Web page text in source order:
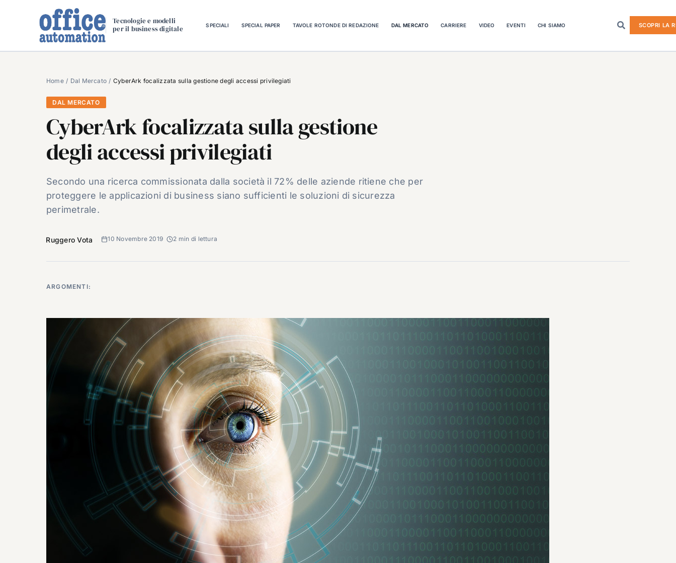
Tecnologie e modelli
per il business digitale
SPECIALI SPECIAL PAPER TAVOLE ROTONDE DI REDAZIONE DAL MERCATO CARRIERE VIDEO EVENTI CHI SIAMO SCOPRI LA
Home Dal Mercato CyberArk focalizzata sulla gestione degli accessi privilegiati
DAL MERCATO
CyberArk focalizzata sulla gestione
degli accessi privilegiati
Secondo una ricerca commissionata dalla società il 72% delle aziende ritiene che per
proteggere le applicazioni di business siano sufficienti le soluzioni di sicurezza
perimetrale.
Ruggero Vota 10 Novembre 2019 2 min di lettura
ARGOMENTI: